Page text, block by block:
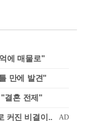
에 매물로"
만에 발견"
결혼 전제"